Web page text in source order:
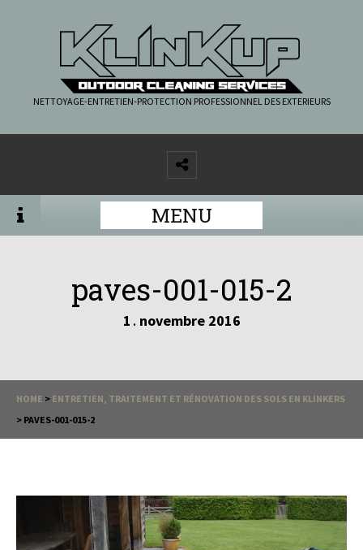
NETTOYAGE-ENTRETIEN-PROTECTION PROFESSIONNEL DES EXTERIEURS
MENU
paves-001-015-2
1 . novembre 2016
HOME > ENTRETIEN, TRAITEMENT ET RÉNOVATION DES SOLS EN KLINKERS
> PAVES-001-015-2